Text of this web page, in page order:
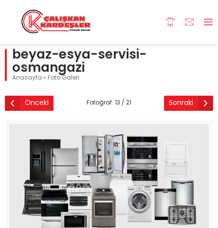
beyaz-esya-servisi-
osmangazi
Anasayfa » Foto Galeri
Önceki Fotoğraf: 13 / 21 Sonraki